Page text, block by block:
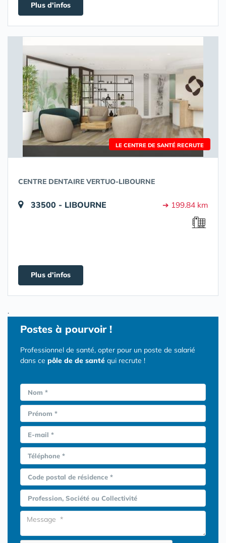
Plus d'infos
LE CENTRE DE SANTÉ RECRUTE
CENTRE DENTAIRE VERTUO-LIBOURNE
33500 - LIBOURNE ➔ 199.84 km
Plus d'infos
.
Postes à pourvoir !
Professionnel de santé, opter pour un poste de salarié
dans ce pôle de de santé qui recrute !
Nom *
Prénom *
E-mail *
Téléphone *
Code postal de résidence *
Profession, Société ou Collectivité